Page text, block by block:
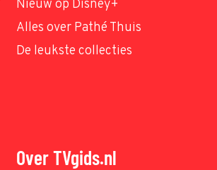
Nieuw op Disney+
Alles over Pathé Thuis
De leukste collecties
Over TVgids.nl